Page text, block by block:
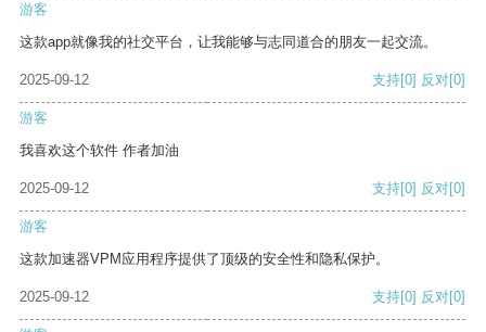
游客
这款app就像我的社交平台，让我能够与志同道合的朋友一起交流。
2025-09-12 支持[0] 反对[0]
游客
我喜欢这个软件 作者加油
2025-09-12 支持[0] 反对[0]
游客
这款加速器VPM应用程序提供了顶级的安全性和隐私保护。
2025-09-12 支持[0] 反对[0]